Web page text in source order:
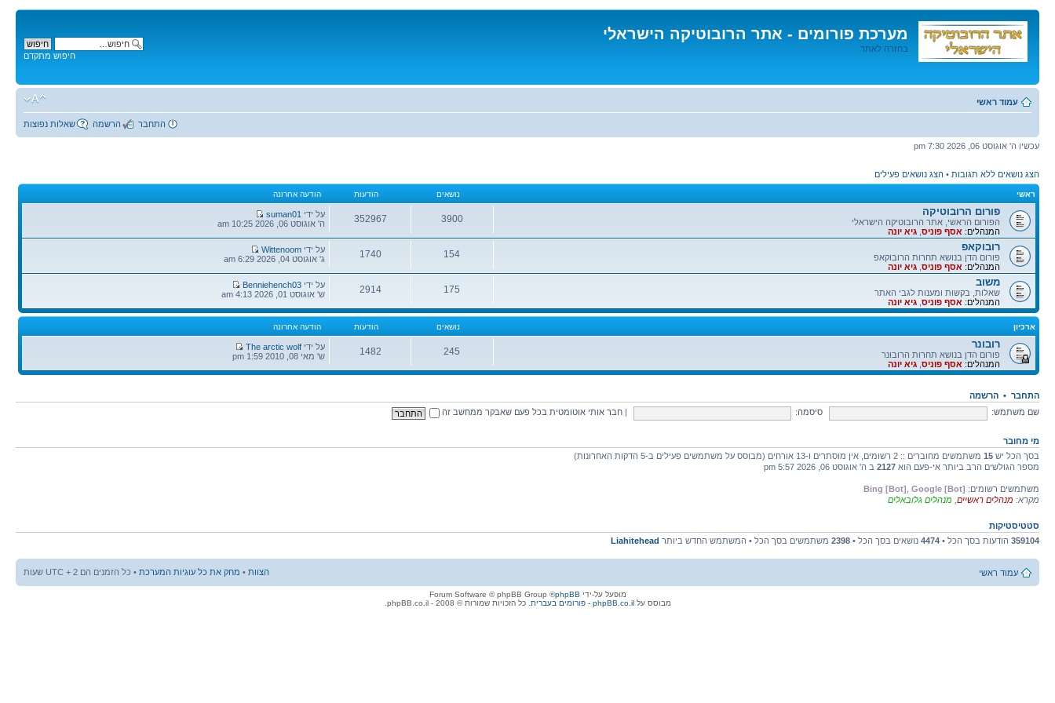
מערכת פורומים - אתר הרובוטיקה הישראלי
בחזרה לאתר
לתוכן
חיפוש מתקדם
עמוד ראשי
שאלות נפוצות הרשמה התחבר
עכשיו ה' אוגוסט 06, 2026 7:30 pm
הצג נושאים ללא תגובות • הצג נושאים פעילים
ראשי נושאים הודעות הודעה אחרונה
פורום הרובוטיקה
הפורום הראשי, אתר הרובוטיקה הישראלי
המנהלים: אסף פוניס גיא יונה
3900
נושאים
352967
הודעות
הודעה
אחרונה
על ידי suman01
ה' אוגוסט 06, 2026 10:25 am
רובוקאפ
פורום הדן בנושא תחרות הרובוקאפ
המנהלים: אסף פוניס גיא יונה
154
נושאים
1740
הודעות
הודעה
אחרונה
על ידי Wittenoom
ג' אוגוסט 04, 2026 6:29 am
משוב
שאלות, בקשות ומענות לגבי האתר
המנהלים: אסף פוניס גיא יונה
175
נושאים
2914
הודעות
הודעה
אחרונה
על ידי Benniehench03
ש' אוגוסט 01, 2026 4:13 am
ארכיון נושאים הודעות הודעה אחרונה
רובונר
פורום הדן בנושא תחרות הרובונר
המנהלים: אסף פוניס גיא יונה
245
נושאים
1482
הודעות
הודעה
אחרונה
על ידי The arctic wolf
ש' מאי 08, 2010 1:59 pm
התחבר • הרשמה
שם משתמש:
סיסמה: חבר אותי אוטומטית בכל פעם שאבקר ממחשב זה
מי מחובר
בסך הכל יש 15 משתמשים מחוברים :: 2 רשומים, אין מוסתרים ו-13 אורחים (מבוסס על משתמשים פעילים ב-5 הדקות האחרונות)
מספר הגולשים הרב ביותר אי-פעם הוא 2127 ב ה' אוגוסט 06, 2026 5:57 pm
משתמשים רשומים: Bing [Bot] Google [Bot]
מקרא: מנהלים ראשיים מנהלים גלובאלים
סטטיסטיקות
359104 הודעות בסך הכל • 4474 נושאים בסך הכל • 2398 משתמשים בסך הכל • המשתמש החדש ביותר Liahitehead
עמוד ראשי הצוות • מחק את כל עוגיות המערכת • כל הזמנים הם UTC + 2 שעות
מופעל על-ידי phpBB
® Forum Software © phpBB Group
מבוסס עלphpBB.co.il - פורומים בעברית . כל הזכויות שמורות © 2008 - phpBB.co.il.